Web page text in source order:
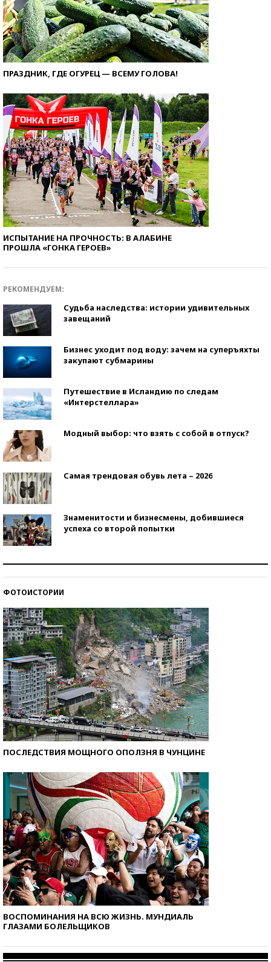
ПРАЗДНИК, ГДЕ ОГУРЕЦ — ВСЕМУ ГОЛОВА!
ИСПЫТАНИЕ НА ПРОЧНОСТЬ: В АЛАБИНЕ
ПРОШЛА «ГОНКА ГЕРОЕВ»
РЕКОМЕНДУЕМ:
Судьба наследства: истории удивительных
завещаний
Бизнес уходит под воду: зачем на суперъяхты
закупают субмарины
Путешествие в Исландию по следам
«Интерстеллара»
Модный выбор: что взять с собой в отпуск?
Самая трендовая обувь лета – 2026
Знаменитости и бизнесмены, добившиеся
успеха со второй попытки
ФОТОИСТОРИИ
ПОСЛЕДСТВИЯ МОЩНОГО ОПОЛЗНЯ В ЧУНЦИНЕ
ВОСПОМИНАНИЯ НА ВСЮ ЖИЗНЬ. МУНДИАЛЬ
ГЛАЗАМИ БОЛЕЛЬЩИКОВ